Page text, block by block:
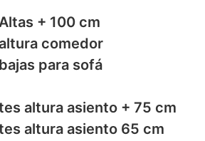
+ 100 cm
comedor
para sofá
altura asiento + 75 cm
altura asiento 65 cm